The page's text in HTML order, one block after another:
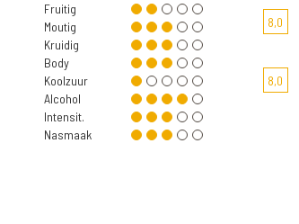
Fruitig
Moutig
Kruidig
Body
Koolzuur
Alcohol
Intensit.
Nasmaak
8,0
8,0